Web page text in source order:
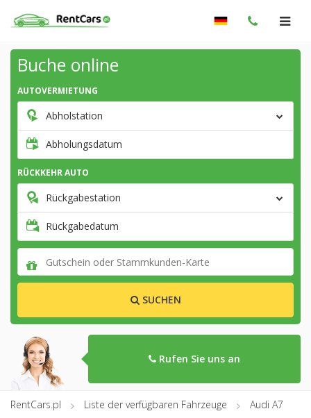
Buche online
AUTOVERMIETUNG
Abholstation
Abholungsdatum
RÜCKKEHR AUTO
Rückgabestation
Rückgabedatum
SUCHEN
Rufen Sie uns an
RentCars.pl Liste der verfügbaren Fahrzeuge Audi A7